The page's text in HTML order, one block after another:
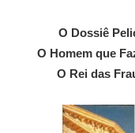
O Dossiê
O Homem que
O Rei das